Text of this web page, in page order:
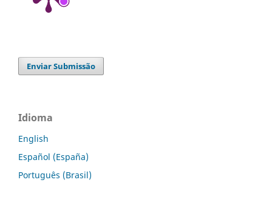
Enviar Submissão
Idioma
English
Español (España)
Português (Brasil)